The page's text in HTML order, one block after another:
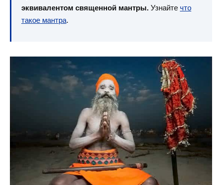
эквивалентом священной мантры. Узнайте что
такое мантра.